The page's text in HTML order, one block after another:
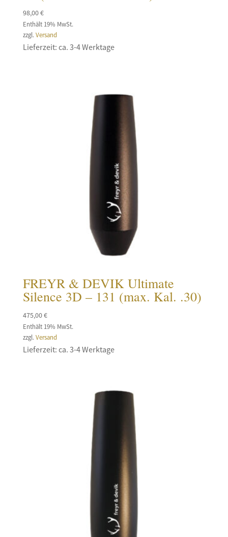
98,00€
Enthält 19% MwSt.
zzgl. Versand
Lieferzeit: ca. 3-4 Werktage
FREYR & DEVIK Ultimate
Silence 3D – 131 (max. Kal. .30)
475,00€
Enthält 19% MwSt.
zzgl.Versand
Lieferzeit: ca. 3-4 Werktage